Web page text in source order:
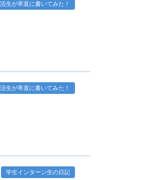
生が率直に書いてみた！
生が率直に書いてみた！
学生インターン生の日記